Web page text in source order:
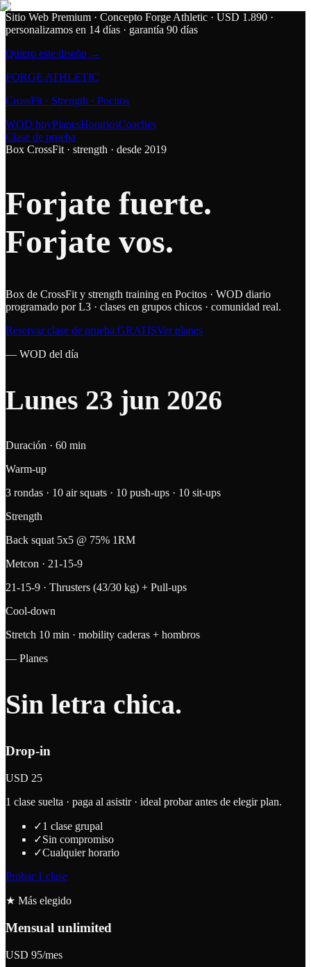
Sitio Web Premium · Concepto Forge Athletic · USD 1.890 ·
personalizamos en 14 días · garantía 90 días
Quiero este diseño →
FORGE ATHLETIC
CrossFit · Strength · Pocitos
WOD hoyPlanesHorariosCoaches
Clase de prueba
Box CrossFit · strength · desde 2019
Forjate fuerte.
Forjate vos.
Box de CrossFit y strength training en Pocitos · WOD diario
programado por L3 · clases en grupos chicos · comunidad real.
Reservar clase de prueba GRATISVer planes
— WOD del día
Lunes 23 jun 2026
Duración · 60 min
Warm-up
3 rondas · 10 air squats · 10 push-ups · 10 sit-ups
Strength
Back squat 5x5 @ 75% 1RM
Metcon · 21-15-9
21-15-9 · Thrusters (43/30 kg) + Pull-ups
Cool-down
Stretch 10 min · mobility caderas + hombros
— Planes
Sin letra chica.
Drop-in
USD 25
1 clase suelta · paga al asistir · ideal probar antes de elegir plan.
✓1 clase grupal
✓Sin compromiso
✓Cualquier horario
Probar 1 clase
★ Más elegido
Mensual unlimited
USD 95/mes